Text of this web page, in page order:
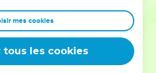
de sagesse afin que leurs erreurs
Que vous guidiez un ministère, une
famille, leur expérience est faite
mes cookies
tous les cookies